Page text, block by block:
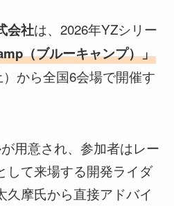
会社は、2026年YZシリー
（ブルーキャンプ）」
から全国6会場で開催す
用意され、参加者はレー
して来場する開発ライダ
久摩氏から直接アドバイ